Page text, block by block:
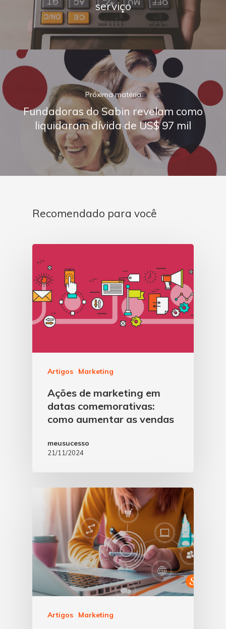
serviço
Próxima matéria
Fundadoras do Sabin revelam como
liquidaram dívida de US$ 97 mil
Recomendado para você
Artigos Marketing
Ações de marketing em
datas comemorativas:
como aumentar as vendas
meusucesso
21/11/2024
Artigos Marketing